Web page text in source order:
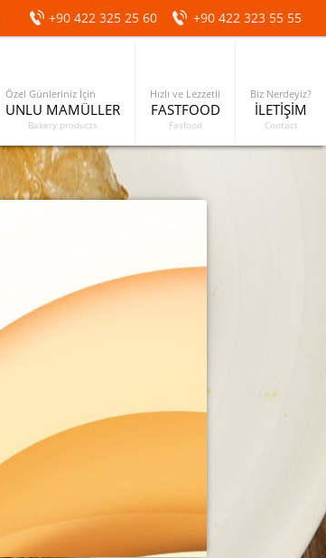
+90 422 325 25 60 +90 422 323 55 55
Özel Günleriniz İçin
UNLU MAMÜLLER
Bakery products
Hızlı ve Lezzetli
FASTFOOD
Fasfood
Biz Nerdeyiz?
İLETİŞİM
Contact